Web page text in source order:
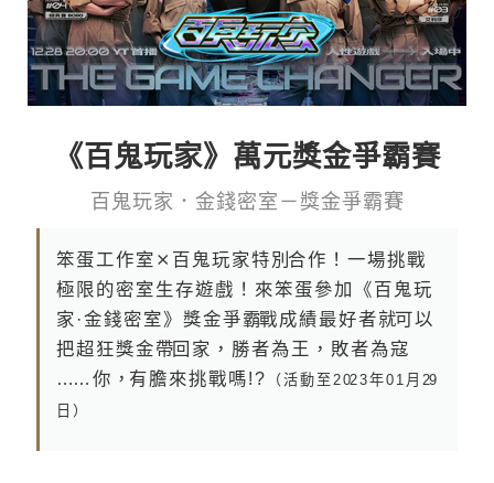
《百鬼玩家》萬元獎金爭霸賽
百鬼玩家．金錢密室－獎金爭霸賽
笨 蛋 工 作 室 ⨯ 百 鬼 玩 家 特 別合 作 ！ 一 場 挑 戰
極 限 的 密 室 生 存 遊 戲 ！ 來 笨 蛋 參 加 《 百 鬼 玩
家 · 金 錢 密 室 》 獎 金 爭 霸戰 成 績 最 好 者 就可 以
把 超 狂 獎 金 帶回 家 ， 勝 者 為 王 ， 敗 者 為 寇
…… 你 ，有 膽 來 挑 戰 嗎 ! ?
（ 活 動 至 2 02 3 年 0 1 月 29
日 ）